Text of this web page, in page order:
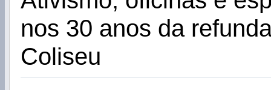
nos 30 anos da
Coliseu